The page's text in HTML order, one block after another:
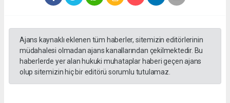
Ajans kaynaklı eklenen tüm haberler, sitemizin editörlerinin
müdahalesi olmadan ajans kanallarından çekilmektedir. Bu
haberlerde yer alan hukuki muhataplar haberi geçen ajans
olup sitemizin hiç bir editörü sorumlu tutulamaz.